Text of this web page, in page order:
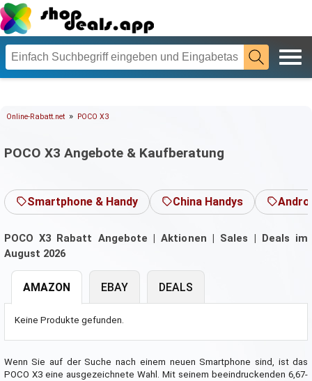
Online-Rabatt.net » POCO X3
POCO X3 Angebote & Kaufberatung
Smartphone & Handy China Handys
POCO X3 Rabatt Angebote | Aktionen | Sales | Deals im
August 2026
AMAZON
Keine Produkte gefunden.
EBAY DEALS
Wenn Sie auf der Suche nach einem neuen Smartphone sind, ist das
POCO X3 eine ausgezeichnete Wahl. Mit seinem beeindruckenden 6,67-